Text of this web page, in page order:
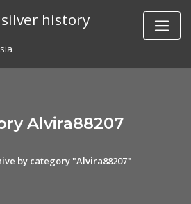
history
Alvira88207
by category "Alvira88207"